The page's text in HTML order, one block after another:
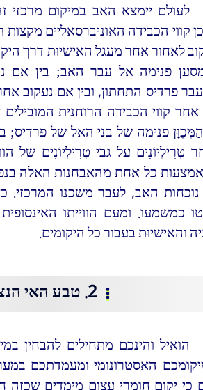
לעולם יימצא האב במיקום מרכזי
קווי הכבידה האוניברסאליים
לאחור אחר מעגל האישיוּת דרך
פנימה אל עבר האב; בין אם
פרדיס התחתון, ובין אם נעקוב
קווי הכבידה הרוחנית
פנימה של בני האל של פרדיס;
טְרִילְיוֹנִים על גבי טְרִילְיוֹנִים של
כל אחת מהאבחנות האלה
האב, לעבר משכנו המרכזי.
כמשמעו. ומעִם הווייתו
והאישיוּת בעבור כל היקומים.
2. טבע האי הנצחי
הואיל והינכם מתחילים להבחין
האסטרונומי ומעמדתכם